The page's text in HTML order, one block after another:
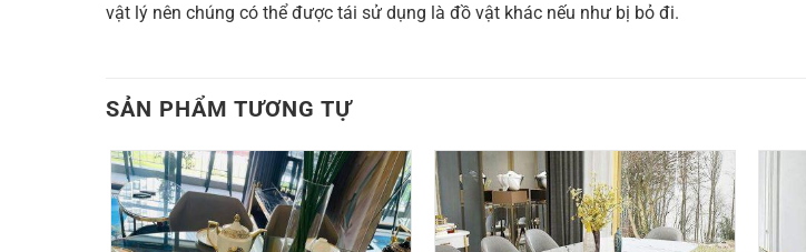
vật lý nên chúng có thể được tái sử dụng là đồ vật khác nếu như bị bỏ đi.
SẢN PHẨM TƯƠNG TỰ